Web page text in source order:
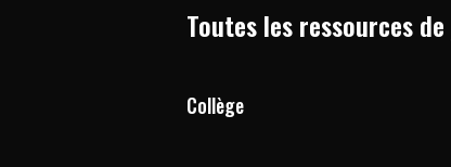
Toutes les ressources de
Collège